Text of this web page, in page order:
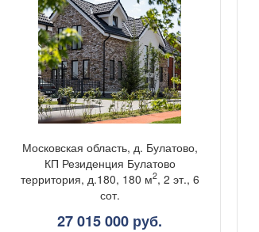
Московская область, д. Булатово,
КП Резиденция Булатово
территория, д.180, 180 м2, 2 эт., 6
сот.
27 015 000 руб.